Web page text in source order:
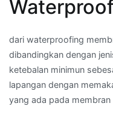
dari waterproofing
dibandingkan dengan
ketebalan minimun
lapangan dengan
yang ada pada